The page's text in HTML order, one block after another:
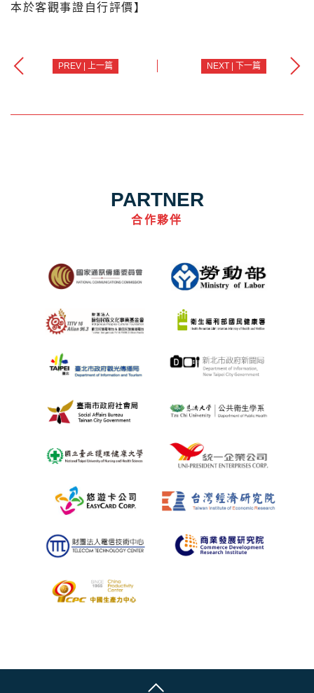
本於客觀事證自行評價】
PREV | 上一篇 NEXT | 下一篇
PARTNER
合作夥伴